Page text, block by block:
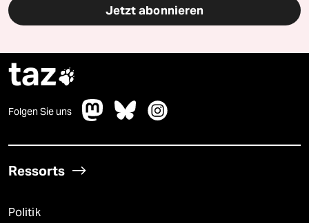
Jetzt abonnieren
taz
Folgen Sie uns
Ressorts
Politik